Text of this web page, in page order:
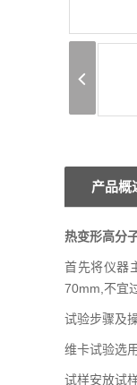
产品概
热变形高分
首先将仪器
70mm,不宜
试验步骤及
维卡试验选
试样安放试